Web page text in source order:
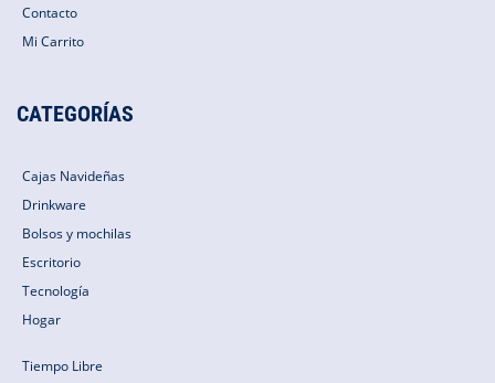
Contacto
Mi Carrito
CATEGORÍAS
Cajas Navideñas
Drinkware
Bolsos y mochilas
Escritorio
Tecnología
Hogar
Tiempo Libre